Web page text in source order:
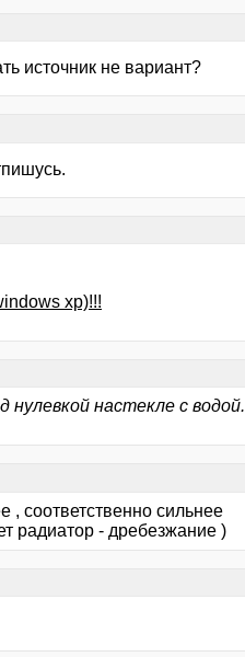
источник не вариант?
xp)!!!
настекле с водой.
, соответственно сильнее
радиатор - дребезжание )